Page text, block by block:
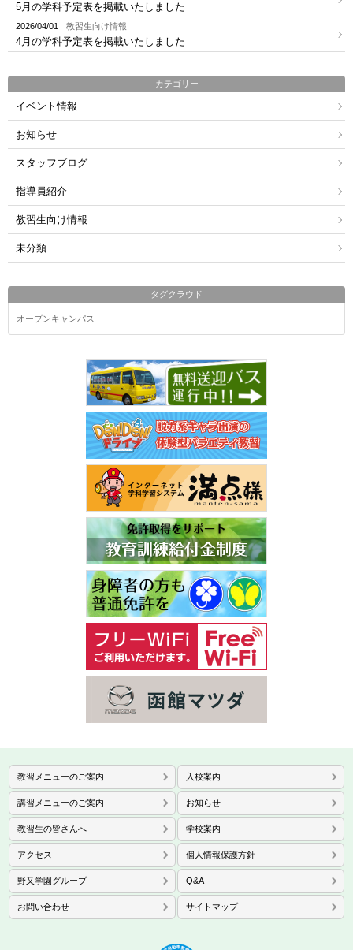
5月の学科予定表を掲載いたしました
2026/04/01 教習生向け情報
4月の学科予定表を掲載いたしました
カテゴリー
イベント情報
お知らせ
スタッフブログ
指導員紹介
教習生向け情報
未分類
タグクラウド
オープンキャンパス
教習メニューのご案内 入校案内
講習メニューのご案内 お知らせ
教習生の皆さんへ 学校案内
アクセス 個人情報保護方針
野又学園グループ Q&A
お問い合わせ サイトマップ